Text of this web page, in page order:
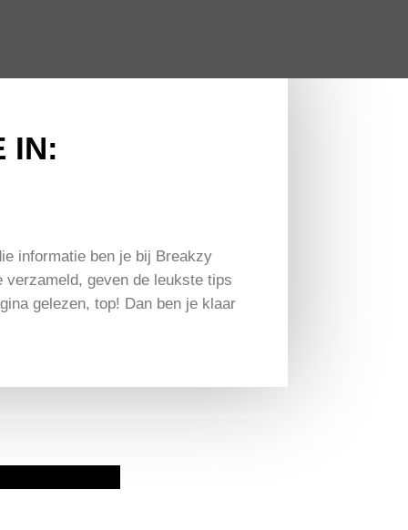
IN:
informatie ben je bij Breakzy
geven de leukste tips
gelezen, top! Dan ben je klaar